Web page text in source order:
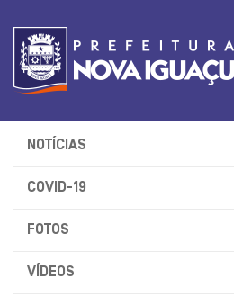
NOTÍCIAS
COVID-19
FOTOS
VÍDEOS